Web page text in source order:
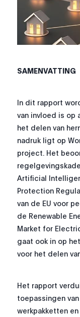
SAMENVATTING
In dit rapport
van invloed is op
het delen van
nadruk ligt op
project. Het
Artificial
Protection
van de EU voor
de Renewable
Market for
gaat ook in op
voor het delen
Het rapport
toepassingen
werkpakketten